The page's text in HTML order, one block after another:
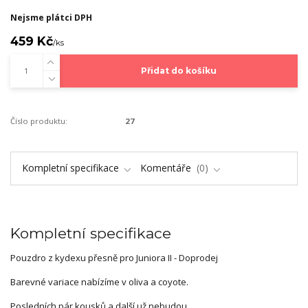
Nejsme plátci DPH
459 Kč/ks
Přidat do košíku
Číslo produktu: 27
Kompletní specifikace Komentáře 0
Kompletní specifikace
Pouzdro z kydexu přesně pro Juniora II - Doprodej
Barevné variace nabízíme v oliva a coyote.